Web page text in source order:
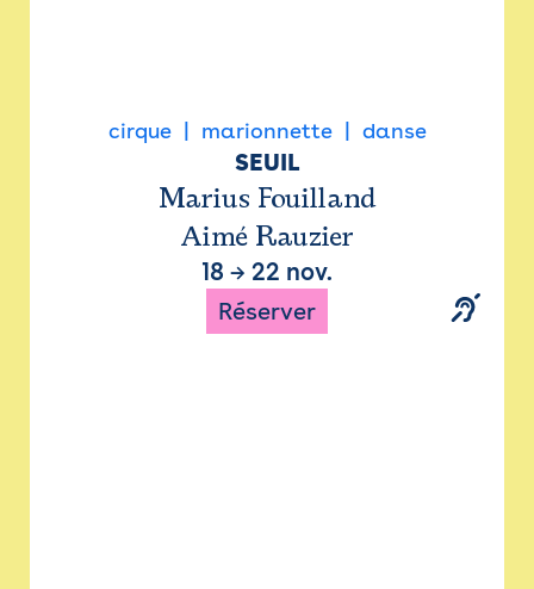
cirque marionnette danse
SEUIL
Marius Fouilland
Aimé Rauzier
18 → 22 nov.
Réserver